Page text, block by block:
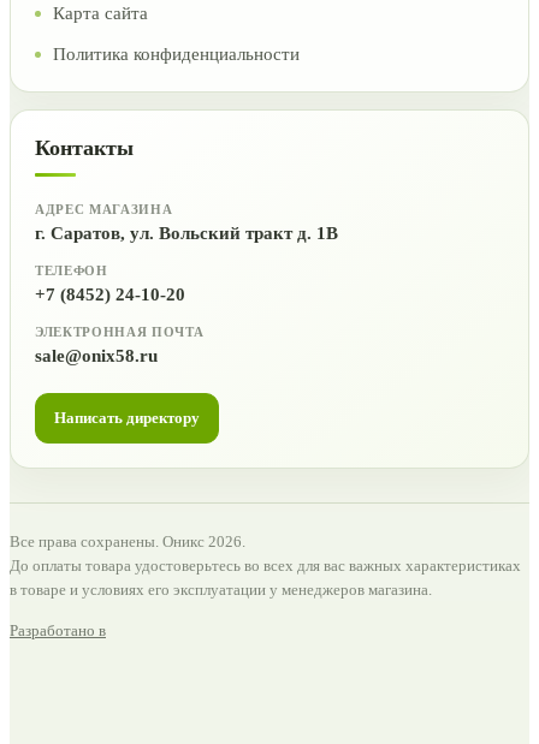
Карта сайта
Политика конфиденциальности
Контакты
АДРЕС МАГАЗИНА
г. Саратов, ул. Вольский тракт д. 1В
ТЕЛЕФОН
+7 (8452) 24-10-20
ЭЛЕКТРОННАЯ ПОЧТА
sale@onix58.ru
Написать директору
Все права сохранены. Оникс 2026.
До оплаты товара удостоверьтесь во всех для вас важных характеристиках
в товаре и условиях его эксплуатации у менеджеров магазина.
Разработано в